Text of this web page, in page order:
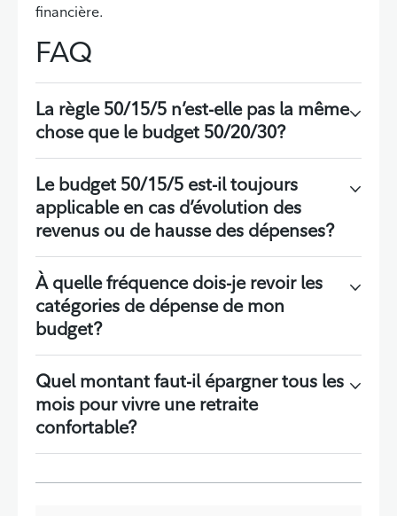
financière.
Retour à la table des matières
FAQ
Retour à la table des matières
La règle 50/15/5 n’est-elle pas la même
chose que le budget 50/20/30?
Le budget 50/15/5 est-il toujours
applicable en cas d’évolution des
revenus ou de hausse des dépenses?
À quelle fréquence dois-je revoir les
catégories de dépense de mon
budget?
Quel montant faut-il épargner tous les
mois pour vivre une retraite
confortable?